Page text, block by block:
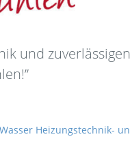
und zuverlässigen